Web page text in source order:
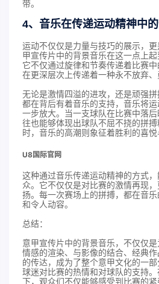
带。
4、音乐在传递运动精神中
运动不仅仅是力量与技巧的展示，
甲宣传片中的背景音乐在这一点上起
它不仅通过旋律和节奏传递着比赛
在更深层次上传递着一种永不放弃、
无论是激情四溢的进攻，还是顽强
都在背后有着音乐的支持，音乐将
一步放大。当一支球队在比赛中落
往也能够体现出球队不屈不挠的拼
时，音乐的高潮则象征着胜利的喜悦
U8国际官网
这种通过音乐传递运动精神的方式
众。它不仅仅是对比赛的激情再现
扬。每一次赛场上的拼搏，都在音
和令人动容。
总结：
意甲宣传片中的背景音乐，不仅仅
情感的渲染、与影像的结合、经典
的传达，成为了整个意甲文化的一
球迷对比赛的热情和对球队的支持
下，观众们不仅能够感受到比赛的